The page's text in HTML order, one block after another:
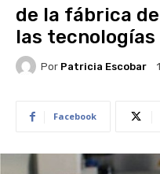
de la fábrica
las
Por Patricia Escobar
Facebook